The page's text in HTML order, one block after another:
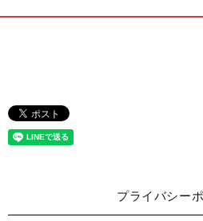
プライバシー